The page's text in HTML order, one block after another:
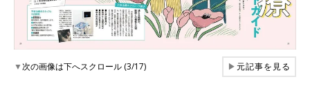
▼次の画像は下へスクロール (3/17) ▶元記事を見る